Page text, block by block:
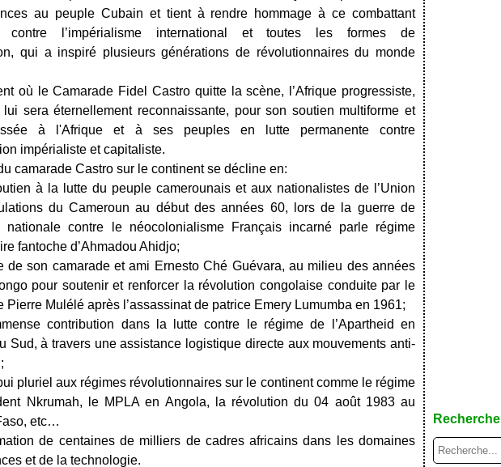
au peuple Cubain et tient à rendre hommage àce combattant
contre l’impérialisme international et toutes les formes de
qui a inspiré plusieurs générations de révolutionnaires du monde
où le Camarade Fidel Castro quitte la scène, l’Afrique progressiste,
lui sera éternellement reconnaissante, pour son soutien multiforme et
à l'Afrique et à ses peuples en lutte permanente contre
impérialiste et capitaliste.
camarade Castro sur le continent se décline en:
à la lutte du peuple camerounais et aux nationalistes de l’Union
du Cameroun au début des années 60, lors de la guerre de
nationale contre le néocolonialisme Français incarné parle régime
fantoche d’Ahmadou Ahidjo;
de son camarade et ami Ernesto Ché Guévara, au milieu des années
pour soutenir et renforcer la révolution congolaise conduite par le
Pierre Mulélé après l’assassinat de patrice Emery Lumumba en 1961;
contribution dans la lutte contre le régime de l’Apartheid en
Sud, à travers une assistance logistique directe aux mouvements anti-
pluriel aux régimes révolutionnaires sur le continent comme le régime
Nkrumah, le MPLA en Angola, la révolution du 04 août 1983 au
etc…
de centaines de milliers de cadres africains dans les domaines
et de la technologie.
Recherche